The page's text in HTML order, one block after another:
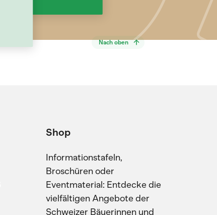
Nach oben
Shop
Informationstafeln,
Broschüren oder
Eventmaterial: Entdecke die
vielfältigen Angebote der
Schweizer Bäuerinnen und